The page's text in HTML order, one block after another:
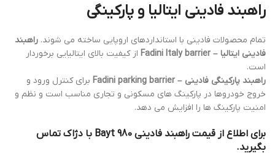
راهبند فادینی ایتالیا و پارکینگی
تمام محصولات فادینی با استانداردهای اروپایی ساخته می شوند. راهبند
فادینی ایتالیا – Fadini Italy barrier
از کیفیت بالای ایتالیایی برخوردار
است.
راهبند پارکینگی فادینی – Fadini parking barrier
برای کنترل ورود و
خروج خودروها در پارکینگ های مسکونی و تجاری مناسب است و نظم و
امنیت پارکینگ ها را افزایش می دهد.
برای اطلاع از قیمت راهبند فادینی Bayt 980 با دژاک تماس
بگیرید.